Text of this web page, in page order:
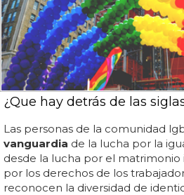
¿Que hay detrás de las
Las personas de la comunidad
vanguardia de la lucha por la
desde la lucha por el matrimonio
por los derechos de los
reconocen la diversidad de